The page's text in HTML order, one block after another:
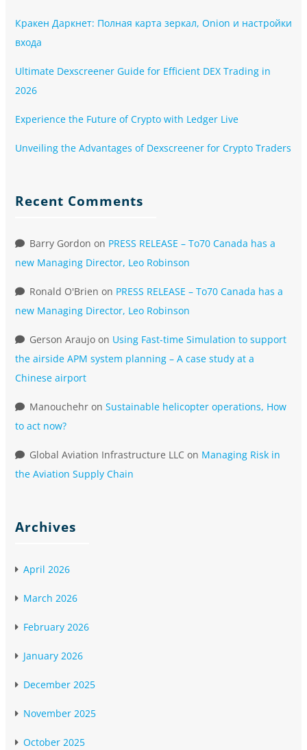
Кракен Даркнет: Полная карта зеркал, Onion и настройки
входа
Ultimate Dexscreener Guide for Efficient DEX Trading in
2026
Experience the Future of Crypto with Ledger Live
Unveiling the Advantages of Dexscreener for Crypto Traders
Recent Comments
Barry Gordon on PRESS RELEASE – To70 Canada has a
new Managing Director, Leo Robinson
Ronald O'Brien on PRESS RELEASE – To70 Canada has a
new Managing Director, Leo Robinson
Gerson Araujo on Using Fast-time Simulation to support
the airside APM system planning – A case study at a
Chinese airport
Manouchehr on Sustainable helicopter operations, How
to act now?
Global Aviation Infrastructure LLC on Managing Risk in
the Aviation Supply Chain
Archives
April 2026
March 2026
February 2026
January 2026
December 2025
November 2025
October 2025